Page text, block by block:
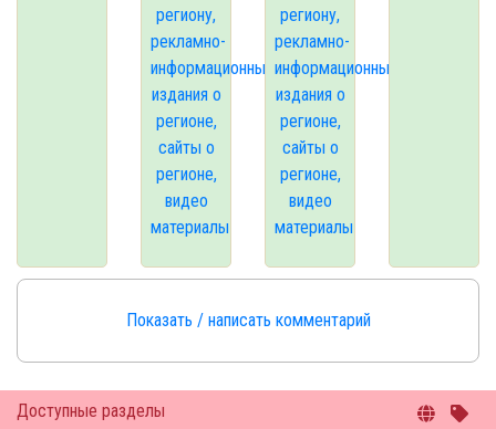
Доступные разделы
региону,
рекламно-
информационные
издания о
регионе,
сайты о
регионе,
видео
материалы
региону,
рекламно-
информационные
издания о
регионе,
сайты о
регионе,
видео
материалы
Показать / написать комментарий